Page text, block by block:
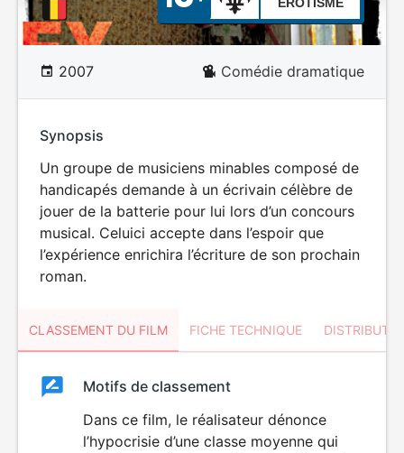
2007 Comédie dramatique
Synopsis
Un groupe de musiciens minables composé de
handicapés demande à un écrivain célèbre de
jouer de la batterie pour lui lors d’un concours
musical. Celuici accepte dans l’espoir que
l’expérience enrichira l’écriture de son prochain
roman.
CLASSEMENT DU FILM FICHE TECHNIQUE
ClassementClassement
VIOLENCE
ÉROTISME
Motifs de classement
Dans ce film, le réalisateur dénonce
l’hypocrisie d’une classe moyenne qui